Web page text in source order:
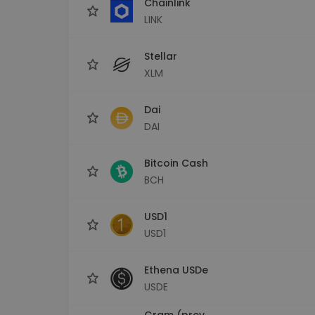
LINK
Stellar
XLM
Dai
DAI
Bitcoin Cash
BCH
USD1
USD1
Ethena USDe
USDE